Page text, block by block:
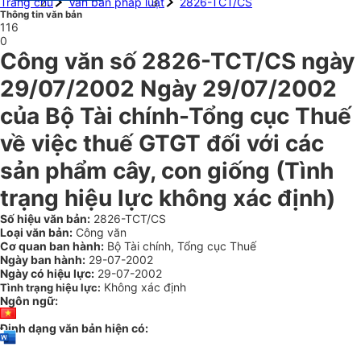
Thông tin văn bản
116
0
Công văn số 2826-TCT/CS ngày
29/07/2002 Ngày 29/07/2002
của Bộ Tài chính-Tổng cục Thuế
về việc thuế GTGT đối với các
sản phẩm cây, con giống (Tình
trạng hiệu lực không xác định)
Số hiệu văn bản: 2826-TCT/CS
Loại văn bản: Công văn
Cơ quan ban hành: Bộ Tài chính, Tổng cục Thuế
Ngày ban hành: 29-07-2002
Ngày có hiệu lực: 29-07-2002
Tình trạng hiệu lực: Không xác định
Ngôn ngữ:
Định dạng văn bản hiện có: